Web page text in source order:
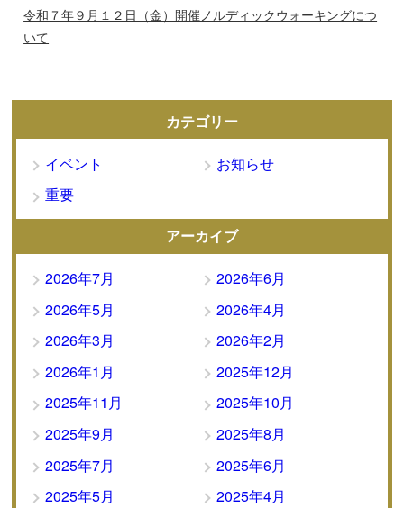
令和７年９月１２日（金）開催ノルディックウォーキングにつ
いて
カテゴリー
イベント
お知らせ
重要
アーカイブ
2026年7月
2026年6月
2026年5月
2026年4月
2026年3月
2026年2月
2026年1月
2025年12月
2025年11月
2025年10月
2025年9月
2025年8月
2025年7月
2025年6月
2025年5月
2025年4月